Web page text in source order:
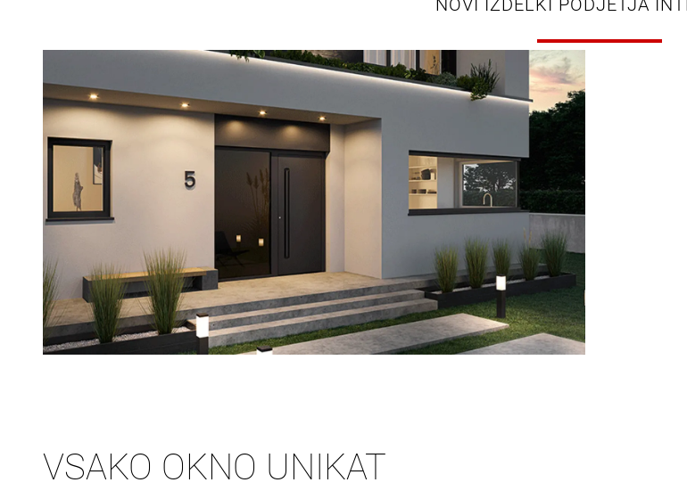
NOVI IZDELKI PODJETJA
VSAKO OKNO UNIKAT